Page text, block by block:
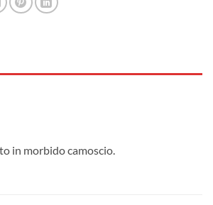
in morbido camoscio.